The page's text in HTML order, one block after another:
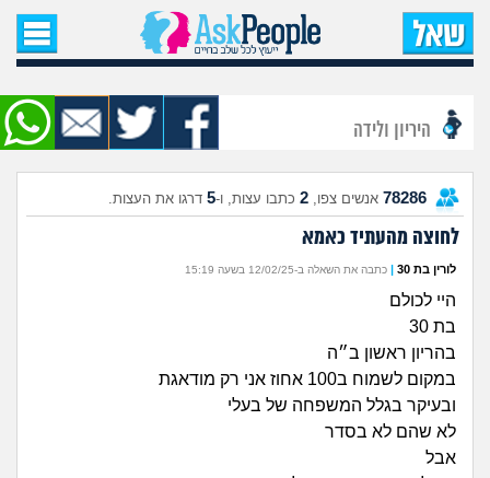
עמוד הבית
שאל שאלה
שאלות חדשות
שאלות שעוררו עניין
עצות חדשות
מתחם הטיפים
היריון ולידה
78286 אנשים צפו, 2 כתבו עצות, ו-5 דרגו את העצות.
לחוצה מהעתיד כאמא
לורין בת 30 | כתבה את השאלה ב-12/02/25 בשעה 15:19
היי לכולם
בת 30
בהריון ראשון ב״ה
במקום לשמוח ב100 אחוז אני רק מודאגת
ובעיקר בגלל המשפחה של בעלי
לא שהם לא בסדר
אבל